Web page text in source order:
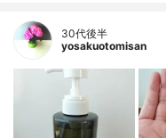
30代後半
yosakuotomisan